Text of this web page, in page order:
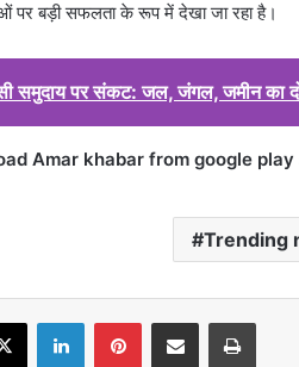
पर बड़ी सफलता के रूप में देखा जा रहा है।
समुदाय पर संकट: जल, जंगल, जमीन का
Amar khabar from google
Trending
X LinkedInPinterestShare via Email Print